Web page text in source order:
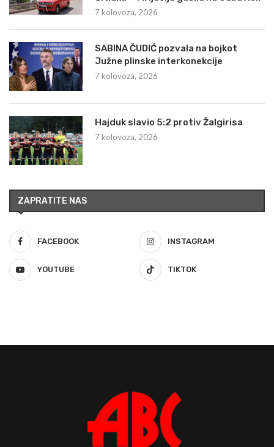
7 kolovoza, 2026
SABINA ČUDIĆ pozvala na bojkot
Južne plinske interkonekcije
7 kolovoza, 2026
Hajduk slavio 5:2 protiv Žalgirisa
7 kolovoza, 2026
ZAPRATITE NAS
FACEBOOK INSTAGRAM
YOUTUBE TIKTOK